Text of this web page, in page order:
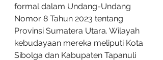
formal dalam Undang-Undang
Nomor 8 Tahun 2023 tentang
Provinsi Sumatera Utara. Wilayah
kebudayaan mereka meliputi Kota
Sibolga dan Kabupaten Tapanuli